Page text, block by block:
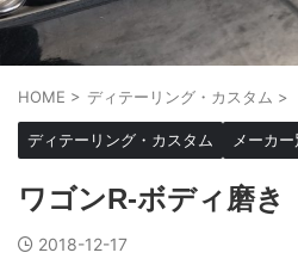
HOME > ディテーリング・カスタム >
ディテーリング・カスタム メーカ
ワゴンR-ボディ磨き
2018-12-17